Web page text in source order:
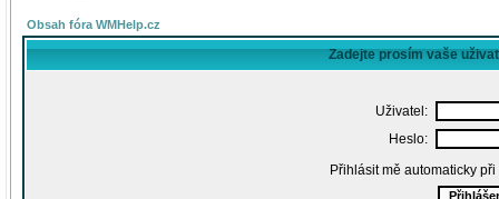
Obsah fóra WMHelp.cz
Zadejte prosím vaše
Uživatel:
Heslo:
Přihlásit mě automaticky